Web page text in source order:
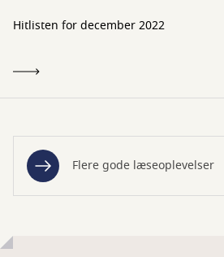
Hitlisten for december 2022
Flere gode læseoplevelser